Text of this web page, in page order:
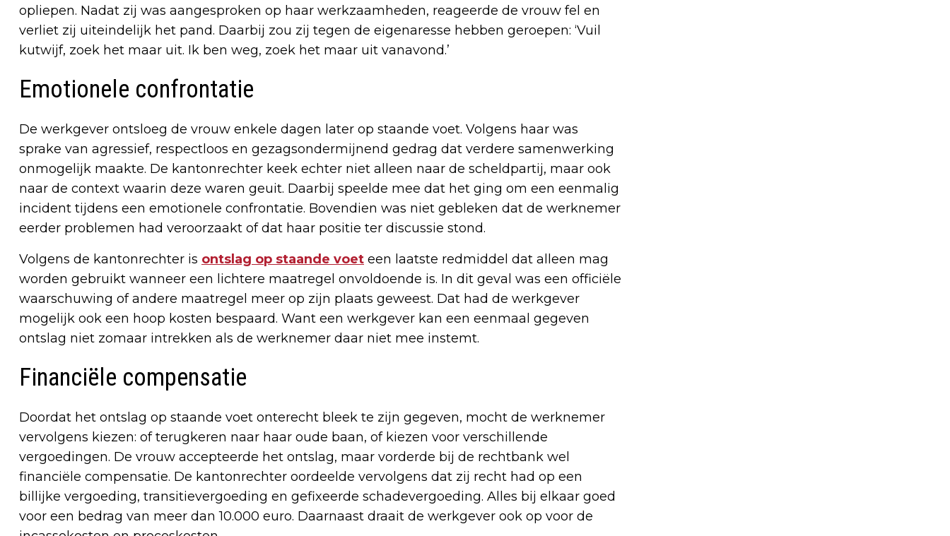
opliepen. Nadat zij was aangesproken op haar werkzaamheden, reageerde de vrouw fel en
verliet zij uiteindelijk het pand. Daarbij zou zij tegen de eigenaresse hebben geroepen: ‘Vuil
kutwijf, zoek het maar uit. Ik ben weg, zoek het maar uit vanavond.’
Emotionele confrontatie
De werkgever ontsloeg de vrouw enkele dagen later op staande voet. Volgens haar was
sprake van agressief, respectloos en gezagsondermijnend gedrag dat verdere samenwerking
onmogelijk maakte. De kantonrechter keek echter niet alleen naar de scheldpartij, maar ook
naar de context waarin deze waren geuit. Daarbij speelde mee dat het ging om een eenmalig
incident tijdens een emotionele confrontatie. Bovendien was niet gebleken dat de werknemer
eerder problemen had veroorzaakt of dat haar positie ter discussie stond.
Volgens de kantonrechter is ontslag op staande voet een laatste redmiddel dat alleen mag
worden gebruikt wanneer een lichtere maatregel onvoldoende is. In dit geval was een officiële
waarschuwing of andere maatregel meer op zijn plaats geweest. Dat had de werkgever
mogelijk ook een hoop kosten bespaard. Want een werkgever kan een eenmaal gegeven
ontslag niet zomaar intrekken als de werknemer daar niet mee instemt.
Financiële compensatie
Doordat het ontslag op staande voet onterecht bleek te zijn gegeven, mocht de werknemer
vervolgens kiezen: of terugkeren naar haar oude baan, of kiezen voor verschillende
vergoedingen. De vrouw accepteerde het ontslag, maar vorderde bij de rechtbank wel
financiële compensatie. De kantonrechter oordeelde vervolgens dat zij recht had op een
billijke vergoeding, transitievergoeding en gefixeerde schadevergoeding. Alles bij elkaar goed
voor een bedrag van meer dan 10.000 euro. Daarnaast draait de werkgever ook op voor de